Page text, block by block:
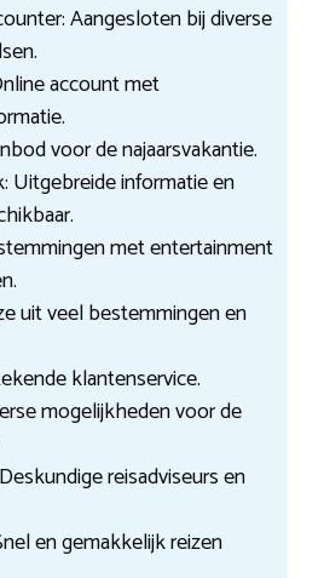
Aangesloten bij diverse
account met
voor de najaarsvakantie.
Uitgebreide informatie en
met entertainment
uit veel bestemmingen en
klantenservice.
mogelijkheden voor de
reisadviseurs en
en gemakkelijk reizen